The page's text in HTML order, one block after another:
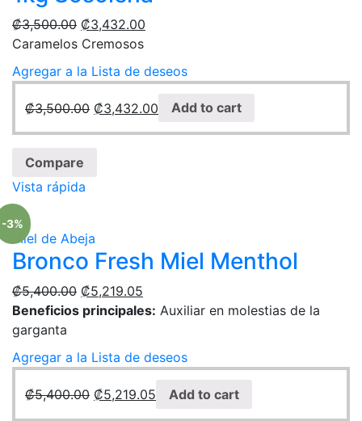
₡3,500.00 ₡3,432.00
Caramelos Cremosos
Agregar a la Lista de deseos
₡3,500.00 ₡3,432.00 Add to cart
Compare
Vista rápida
-3%
Miel de Abeja
Bronco Fresh Miel Menthol
₡5,400.00 ₡5,219.05
Beneficios principales: Auxiliar en molestias de la
garganta
Agregar a la Lista de deseos
₡5,400.00 ₡5,219.05 Add to cart